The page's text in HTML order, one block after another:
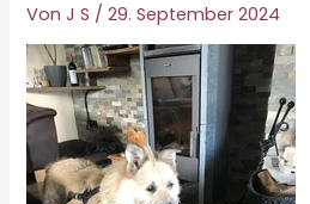
VonJ S /29. September 2024